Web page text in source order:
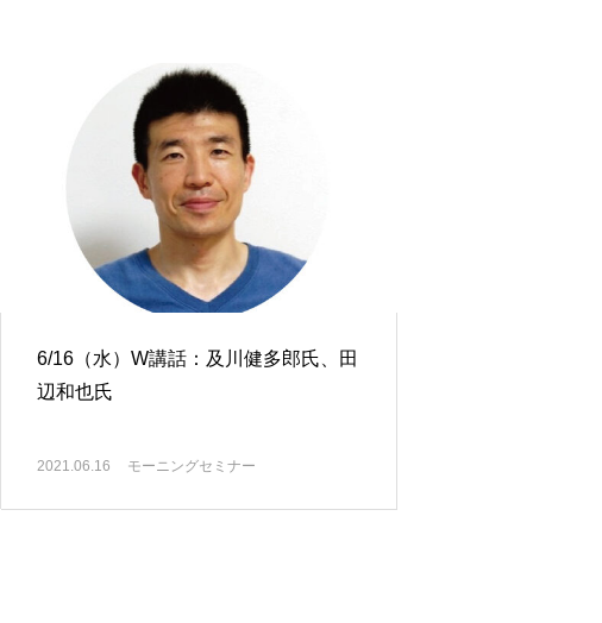
6/16（水）W講話：及川健多郎氏、田
辺和也氏
2021.06.16 モーニングセミナー